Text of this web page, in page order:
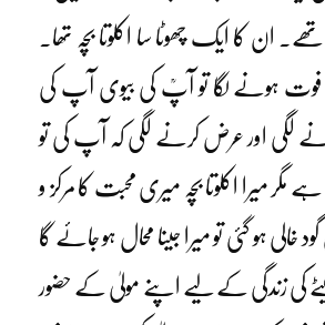
ان کا ایک چھوٹا سا اکلوتا بچہ تھا۔
فوت ہونے لگا تو آپؒ کی بیوی آپ کی
لگی اور عرض کرنے لگی کہ آپ کی تو
مگر میرا اکلوتا بچہ میری محبت کا مرکز و
خالی ہو گئی تو میرا جینا محال ہو جائے گا
کی زندگی کے لیے اپنے مولیٰ کے حضور